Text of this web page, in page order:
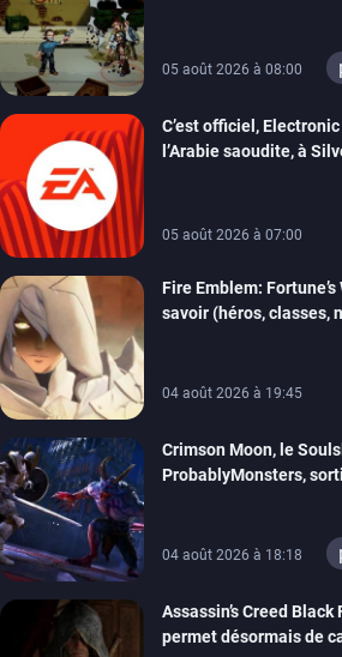
05 août 2026 à 08:00
C’est officiel,
l’Arabie saoudite, à
05 août 2026 à 07:00
Fire Emblem:
savoir (héros, classes,
04 août 2026 à 19:45
Crimson Moon, le
ProbablyMonsters,
04 août 2026 à 18:18
Assassin’s Creed
permet désormais de